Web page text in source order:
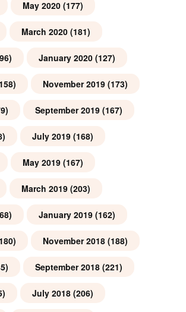
May 2020 (177)
March 2020 (181)
January 2020 (127)
November 2019 (173)
September 2019 (167)
July 2019 (168)
May 2019 (167)
March 2019 (203)
January 2019 (162)
November 2018 (188)
September 2018 (221)
July 2018 (206)